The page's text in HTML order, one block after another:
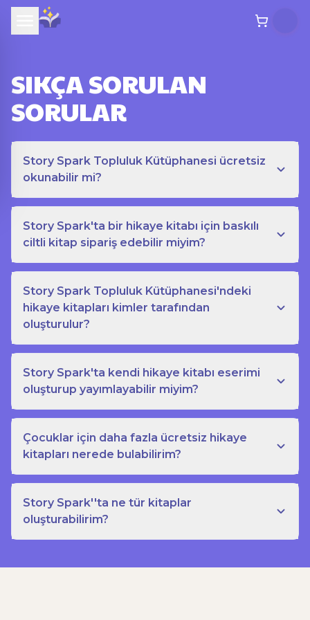
SIKÇA SORULAN
SORULAR
Story Spark Topluluk Kütüphanesi ücretsiz
okunabilir mi?
Story Spark'ta bir hikaye kitabı için baskılı
ciltli kitap sipariş edebilir miyim?
Story Spark Topluluk Kütüphanesi'ndeki
hikaye kitapları kimler tarafından
oluşturulur?
Story Spark'ta kendi hikaye kitabı eserimi
oluşturup yayımlayabilir miyim?
Çocuklar için daha fazla ücretsiz hikaye
kitapları nerede bulabilirim?
Story Spark''ta ne tür kitaplar
oluşturabilirim?